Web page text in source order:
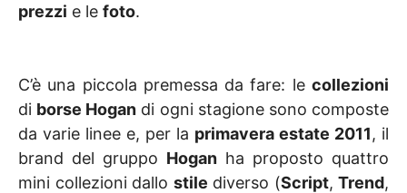
prezzi e le foto.
C’è una piccola premessa da fare: le collezioni
di borse Hogan di ogni stagione sono composte
da varie linee e, per la primavera estate 2011, il
brand del gruppo Hogan ha proposto quattro
mini collezioni dallo stile diverso (Script, Trend,